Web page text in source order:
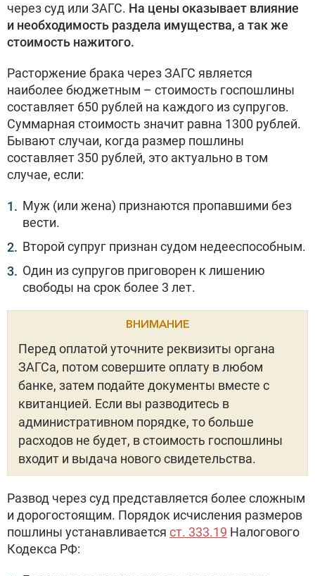
через суд или ЗАГС. На цены оказывает влияние
и необходимость раздела имущества, а так же
стоимость нажитого.
Расторжение брака через ЗАГС является
наиболее бюджетным – стоимость госпошлины
составляет 650 рублей на каждого из супругов.
Суммарная стоимость значит равна 1300 рублей.
Бывают случаи, когда размер пошлины
составляет 350 рублей, это актуально в том
случае, если:
Муж (или жена) признаются пропавшими без
вести.
Второй супруг признан судом недееспособным.
Один из супругов приговорен к лишению
свободы на срок более 3 лет.
ВНИМАНИЕ
Перед оплатой уточните реквизиты органа
ЗАГСа, потом совершите оплату в любом
банке, затем подайте документы вместе с
квитанцией. Если вы разводитесь в
административном порядке, то больше
расходов не будет, в стоимость госпошлины
входит и выдача нового свидетельства.
Развод через суд представляется более сложным
и дорогостоящим. Порядок исчисления размеров
пошлины устанавливается ст. 333.19 Налогового
Кодекса РФ: